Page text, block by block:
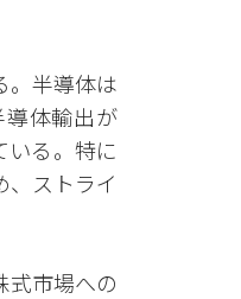
。半導体は
体輸出が
いる。特に
ストライ
式市場への